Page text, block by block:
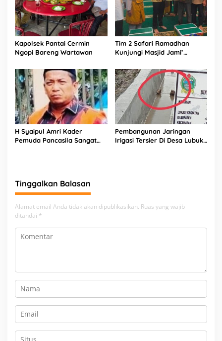
Kapolsek Pantai Cermin
Ngopi Bareng Wartawan
Tim 2 Safari Ramadhan
Kunjungi Masjid Jami’
Tanjung Beringin Bedagai
H Syaipul Amri Kader
Pemuda Pancasila Sangat
Pembangunan Jaringan
Irigasi Tersier Di Desa Lubuk
Tinggalkan Balasan
Alamat email Anda tidak akan dipublikasikan. Ruas yang wajib
ditandai *